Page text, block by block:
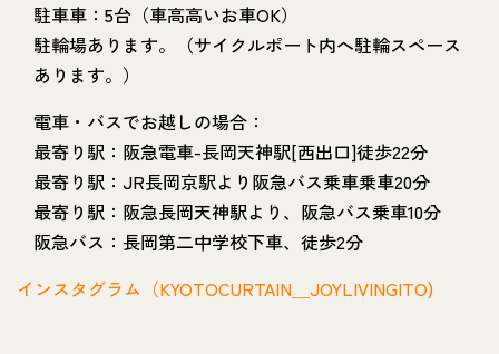
駐車車：5台（車高高いお車OK）
駐輪場あります。（サイクルポート内へ駐輪スペース
あります。）
電車・バスでお越しの場合：
最寄り駅：阪急電車-長岡天神駅[西出口]徒歩22分
最寄り駅：JR長岡京駅より阪急バス乗車乗車20分
最寄り駅：阪急長岡天神駅より、阪急バス乗車10分
阪急バス：長岡第二中学校下車、徒歩2分
インスタグラム（KYOTOCURTAIN＿JOYLIVINGITO)